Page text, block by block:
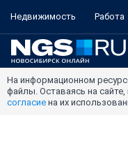
Недвижимость Работа
На информационном
файлы. Оставаясь на
согласие на их